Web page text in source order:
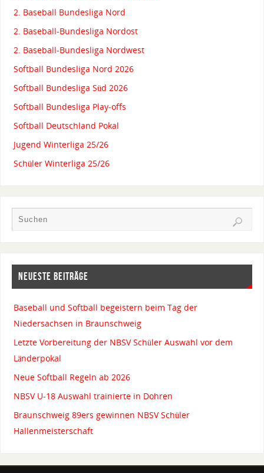
2. Baseball Bundesliga Nord
2. Baseball-Bundesliga Nordost
2. Baseball-Bundesliga Nordwest
Softball Bundesliga Nord 2026
Softball Bundesliga Süd 2026
Softball Bundesliga Play-offs
Softball Deutschland Pokal
Jugend Winterliga 25/26
Schüler Winterliga 25/26
NEUESTE BEITRÄGE
Baseball und Softball begeistern beim Tag der
Niedersachsen in Braunschweig
Letzte Vorbereitung der NBSV Schüler Auswahl vor dem
Länderpokal
Neue Softball Regeln ab 2026
NBSV U-18 Auswahl trainierte in Dohren
Braunschweig 89ers gewinnen NBSV Schüler
Hallenmeisterschaft